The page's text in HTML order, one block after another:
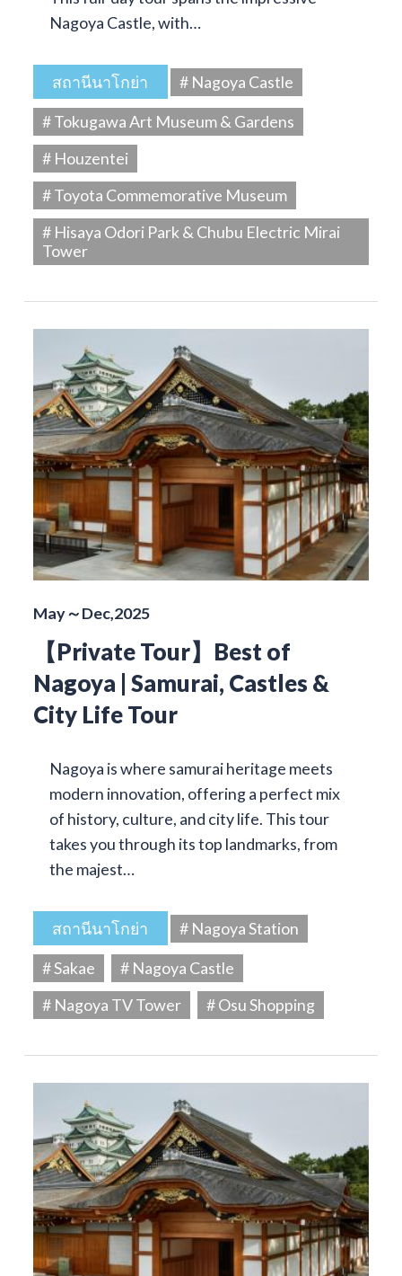
Nagoya Castle, with…
สถานีนาโกย่า
# Nagoya Castle
# Tokugawa Art Museum & Gardens
# Houzentei
# Toyota Commemorative Museum
# Hisaya Odori Park & Chubu Electric Mirai
Tower
May～Dec,2025
【Private Tour】Best of
Nagoya | Samurai, Castles &
City Life Tour
Nagoya is where samurai heritage meets
modern innovation, offering a perfect mix
of history, culture, and city life. This tour
takes you through its top landmarks, from
the majest…
สถานีนาโกย่า
# Nagoya Station
# Sakae
# Nagoya Castle
# Nagoya TV Tower
# Osu Shopping